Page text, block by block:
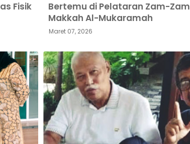
Fisik
Bertemu di Pelataran Zam-Zam
Makkah Al-Mukaramah
Maret 07, 2026